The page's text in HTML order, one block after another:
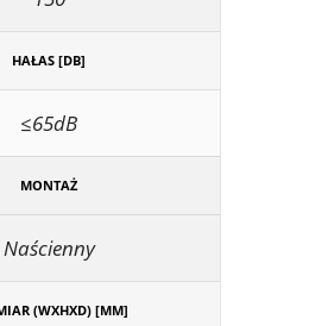
HAŁAS [DB]
≤65dB
MONTAŻ
Naścienny
(WXHXD) [MM]